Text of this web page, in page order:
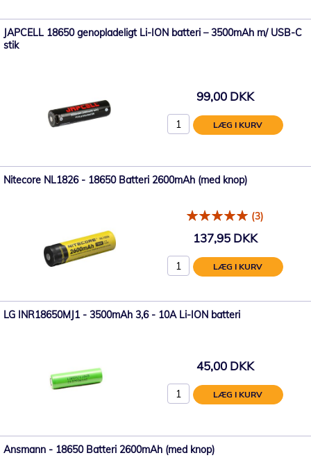
JAPCELL 18650 genopladeligt Li-ION batteri – 3500mAh m/ USB-C
stik
99,00 DKK
LÆG I KURV
Nitecore NL1826 - 18650 Batteri 2600mAh (med knop)
(3)
137,95 DKK
LÆG I KURV
LG INR18650MJ1 - 3500mAh 3,6 - 10A Li-ION batteri
45,00 DKK
LÆG I KURV
Ansmann - 18650 Batteri 2600mAh (med knop)